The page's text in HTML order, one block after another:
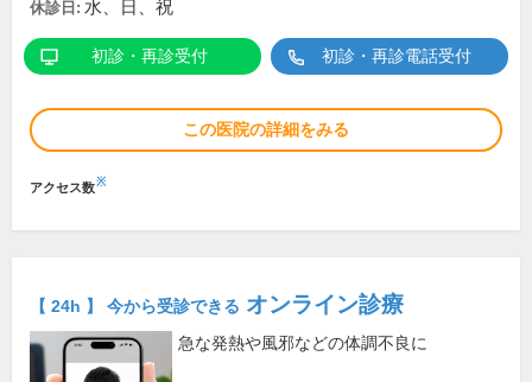
休診日: 水、日、祝
初診・再診受付 初診・再診電話受付
この医院の詳細をみる
アクセス数※
【 24h 】 今から受診できる オンライン診療
急な発熱や風邪などの体調不良に